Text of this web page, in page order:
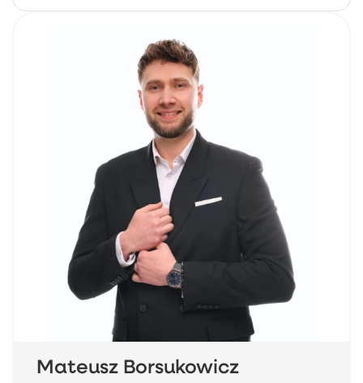
Mateusz Borsukowicz